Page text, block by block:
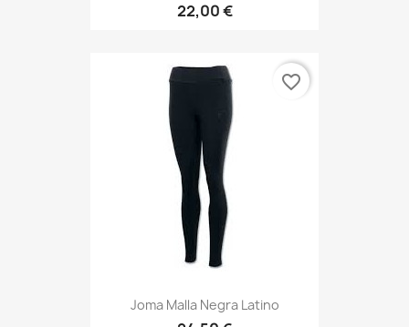
22,00 €
Joma Malla Negra Latino
favorite_border